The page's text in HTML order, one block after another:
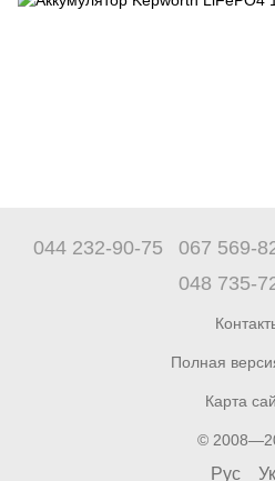
044 232-90-75 067 569-
048 735-
Полная
Карта
©
Рус